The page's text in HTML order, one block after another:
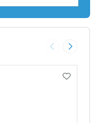
FECHAR
FECHAR
Imagem